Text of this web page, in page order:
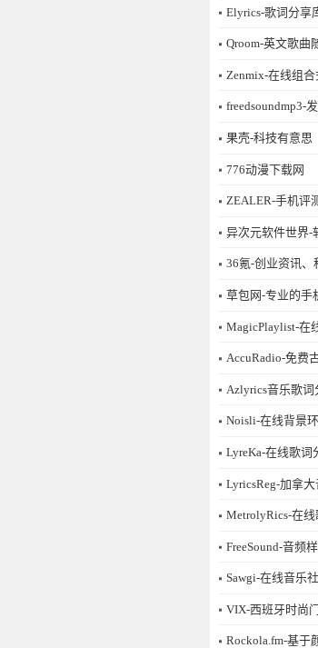
Elyrics-歌词分享
Qroom-英文歌曲
Zenmix-在线组
freedsoundmp3-
果壳-科技有意思
776动漫下载网
ZEALER-手机评
异次元软件世界-
36氪-创业资讯、
草包网-专业的手
MagicPlaylist-在
AccuRadio-免费
Azlyrics音乐歌词
Noisli-在线背景
LyreKa-在线歌词
LyricsReg-加拿
MetrolyRics-在
FreeSound-音频
Sawgi-在线音乐
​VIX-西班牙时尚
Rockola.fm-基于